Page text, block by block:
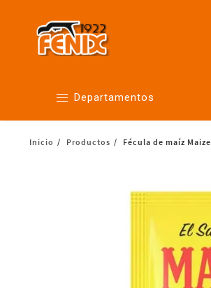
Departamentos
Alimentos
Inicio Productos Fécula de maíz